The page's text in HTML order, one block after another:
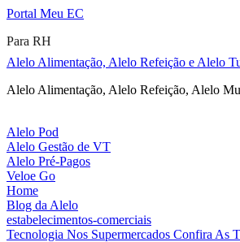
Portal Meu EC
Para RH
Alelo Alimentação, Alelo Refeição e Alelo
Alelo Alimentação, Alelo Refeição, Alelo
Alelo Pod
Alelo Gestão de VT
Alelo Pré-Pagos
Veloe Go
Home
Blog da Alelo
estabelecimentos-comerciais
Tecnologia Nos Supermercados Confira As